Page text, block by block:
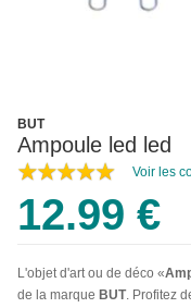
BUT
Ampoule led led
Voir les
12.99 €
L'objet d'art ou de déco «
de la marque BUT. Profitez